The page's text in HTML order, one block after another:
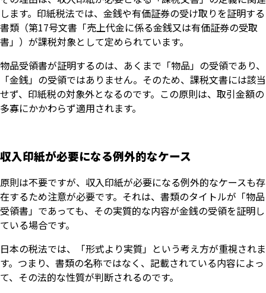
します。印紙税法では、金銭や有価証券の受け取りを証明する
書類（第17号文書「売上代金に係る金銭又は有価証券の受取
書」）が課税対象として定められています。
物品受領書が証明するのは、あくまで「物品」の受領であり、
「金銭」の受領ではありません。そのため、課税文書には該当
せず、印紙税の対象外となるのです。この原則は、取引金額の
多寡にかかわらず適用されます。
収入印紙が必要になる例外的なケース
原則は不要ですが、収入印紙が必要になる例外的なケースも存
在するため注意が必要です。それは、書類のタイトルが「物品
受領書」であっても、その実質的な内容が金銭の受領を証明し
ている場合です。
日本の税法では、「形式より実質」という考え方が重視されま
す。つまり、書類の名称ではなく、記載されている内容によっ
て、その法的な性質が判断されるのです。